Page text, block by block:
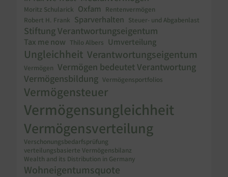
Moritz Schularick Oxfam
Rentenvermögen
Robert H. Frank Sparverhalten Steuer- und Abgabenlast
Stiftung Verantwortungseigentum
Tax me now Thilo Albers Umverteilung
Ungleichheit Verantwortungseigentum
Vermögen Vermögen bedeutet Verantwortung
Vermögensbildung Vermögensportfolios
Vermögensteuer
Vermögensungleichheit
Vermögensverteilung
Verschonungsbedarfsprüfung
verteilungsbasierte Vermögensbilanz
Wealth and its Distribution in Germany
Wohneigentumsquote